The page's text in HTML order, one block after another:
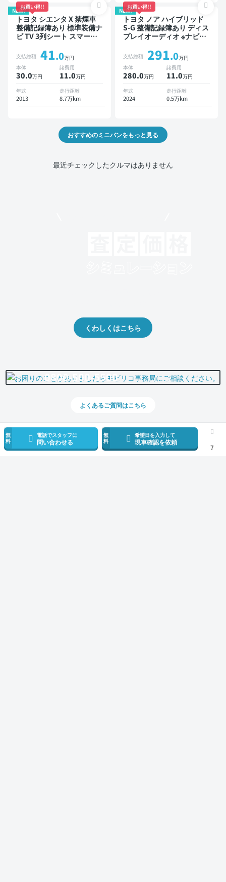
無
料
電話でスタッフに
問い合わせる
無
料
希望日を入力して
現車確認を依頼
7
NEW!
お買い得!!
トヨタ シエンタ X 禁煙車
整備記録簿あり 標準装備ナ
ビ TV 3列シート スマート
り
支払総額 41.0万円
本体
30.0万円
諸費用
11.0万円
年式
2013
走行距離
8.7万km
NEW!
お買い得!!
トヨタ ノア ハイブリッド
S-G 整備記録簿あり ディス
プレイオーディオ ※ナビキ
ズ 3列シート スマートキー
バックモニター ドライブレ
コーダー 衝突軽減 7人乗り
支払総額 291.0万円
本体
280.0万円
諸費用
11.0万円
年式
2024
走行距離
0.5万km
おすすめのミニバンをもっと見る
最近チェックしたクルマはありません
くわしくはこちら
0800-500-5500
よくあるご質問はこちら